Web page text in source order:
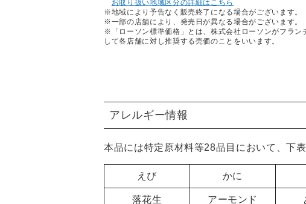
お取り扱い地域区分の詳細はこちら
※地域により予告なく販売終了になる場合がございます。
※一部の店舗により、発売日が異なる場合がございます。
※「ローソン標準価格」とは、株式会社ローソンがフラン
して各店舗に対し推奨する売価のことをいいます。
アレルギー情報
本品には特定原材料等28品目において、下
えび かに
落花生 アーモンド